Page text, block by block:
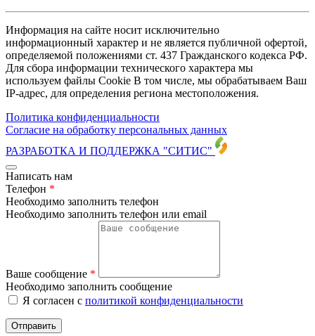
Информация на сайте носит исключительно
информационный характер и не является публичной офертой,
определяемой положениями ст. 437 Гражданского кодекса РФ.
Для сбора информации технического характера мы
используем файлы Cookie В том числе, мы обрабатываем Ваш
IP-адрес, для определения региона местоположения.
Политика конфиденциальности
Согласие на обработку персональных данных
РАЗРАБОТКА И ПОДДЕРЖКА "СИТИС"
Написать нам
Телефон *
Необходимо заполнить телефон
Необходимо заполнить телефон или email
Ваше сообщение *
Необходимо заполнить сообщение
Я согласен с политикой конфиденциальности
Отправить